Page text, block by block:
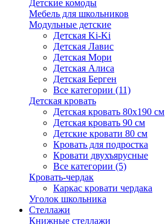
Детские комоды
Мебель для школьников
Модульные детские
Детская Ki-Ki
Детская Лавис
Детская Мори
Детская Алиса
Детская Берген
Все категории (11)
Детская кровать
Детская кровать 80х190 см
Детская кровать 90 см
Детские кровати 80 см
Кровать для подростка
Кровати двухъярусные
Все категории (5)
Кровать-чердак
Каркас кровати чердака
Уголок школьника
Стеллажи
Книжные стеллажи